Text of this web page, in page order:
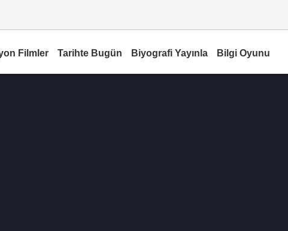
Filmler Tarihte Bugün Biyografi Yayınla Bilgi Oyunu